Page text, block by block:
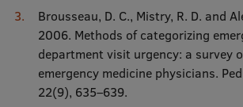
Brousseau, D. C., Mistry, R. D. and
2006. Methods of categorizing
department visit urgency: a survey
emergency medicine physicians.
22(9), 635–639.